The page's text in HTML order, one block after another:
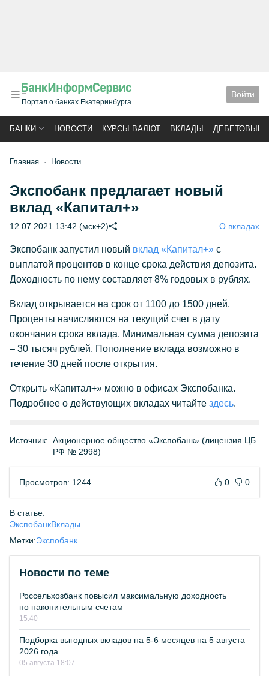
Портал о банках Екатеринбурга
Войти
БАНКИ НОВОСТИ КУРСЫ ВАЛЮТ ВКЛАДЫ ДЕБЕТОВЫЕ
Главная Новости
Экспобанк предлагает новый
вклад «Капитал+»
12.07.2021 13:42 (мск+2) О вкладах
Экспобанк запустил новый вклад «Капитал+» с
выплатой процентов в конце срока действия депозита.
Доходность по нему составляет 8% годовых в рублях.
Вклад открывается на срок от 1100 до 1500 дней.
Проценты начисляются на текущий счет в дату
окончания срока вклада. Минимальная сумма депозита
– 30 тысяч рублей. Пополнение вклада возможно в
течение 30 дней после открытия.
Открыть «Капитал+» можно в офисах Экспобанка.
Подробнее о действующих вкладах читайте здесь.
Источник: Акционерное общество «Экспобанк» (лицензия ЦБ
РФ № 2998)
Просмотров: 1244 0 0
В статье:
ЭкспобанкВклады
Метки:Экспобанк
Новости по теме
Россельхозбанк повысил максимальную доходность
по накопительным счетам
15:40
Подборка выгодных вкладов на 5-6 месяцев на 5 августа
2026 года
05 августа 18:07